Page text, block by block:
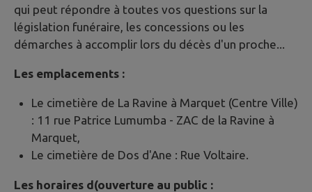
qui peut répondre à toutes vos questions sur la
législation funéraire, les concessions ou les
démarches à accomplir lors du décès d'un proche...
Les emplacements :
Le cimetière de La Ravine à Marquet (Centre Ville)
: 11 rue Patrice Lumumba - ZAC de la Ravine à
Marquet,
Le cimetière de Dos d'Ane : Rue Voltaire.
Les horaires d(ouverture au public :